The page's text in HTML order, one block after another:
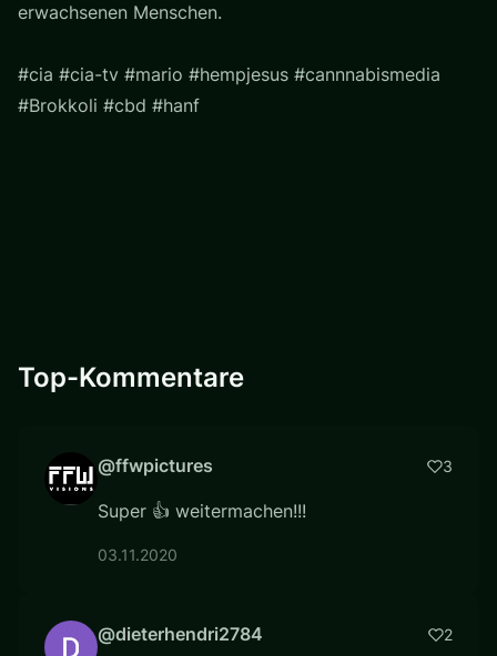
erwachsenen Menschen.
#cia #cia-tv #mario #hempjesus #cannnabismedia
#Brokkoli #cbd #hanf
Top-Kommentare
@ffwpictures 3
Super 👍 weitermachen!!!
03.11.2020
@dieterhendri2784 2